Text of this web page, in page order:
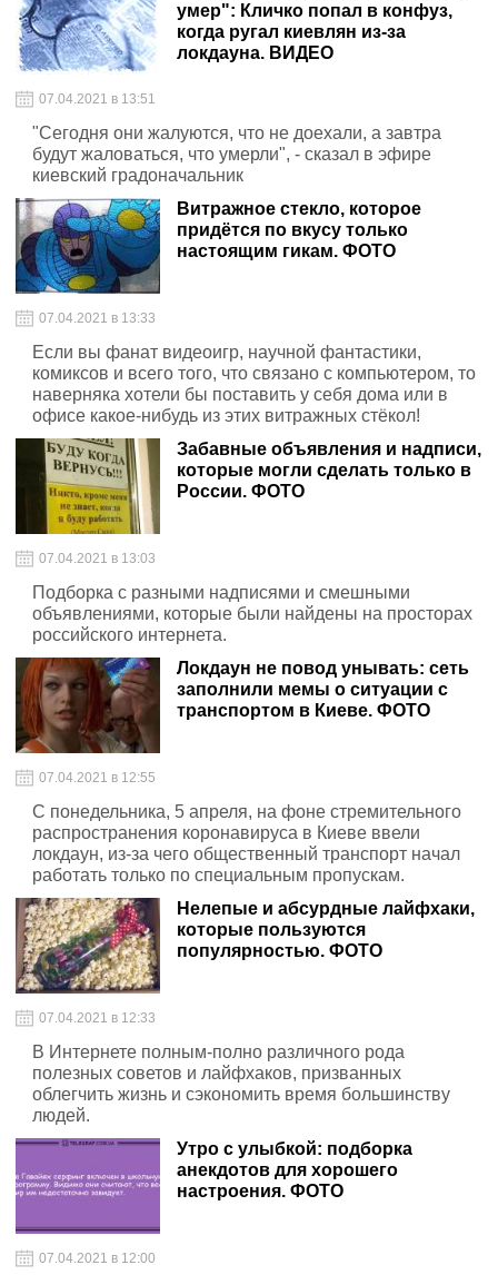
умер": Кличко попал в конфуз,
когда ругал киевлян из-за
локдауна. ВИДЕО
07.04.2021 в 13:51
"Сегодня они жалуются, что не доехали, а завтра
будут жаловаться, что умерли", - сказал в эфире
киевский градоначальник
Витражное стекло, которое
придётся по вкусу только
настоящим гикам. ФОТО
07.04.2021 в 13:33
Если вы фанат видеоигр, научной фантастики,
комиксов и всего того, что связано с компьютером, то
наверняка хотели бы поставить у себя дома или в
офисе какое-нибудь из этих витражных стёкол!
Забавные объявления и надписи,
которые могли сделать только в
России. ФОТО
07.04.2021 в 13:03
Подборка с разными надписями и смешными
объявлениями, которые были найдены на просторах
российского интернета.
Локдаун не повод унывать: сеть
заполнили мемы о ситуации с
транспортом в Киеве. ФОТО
07.04.2021 в 12:55
С понедельника, 5 апреля, на фоне стремительного
распространения коронавируса в Киеве ввели
локдаун, из-за чего общественный транспорт начал
работать только по специальным пропускам.
Нелепые и абсурдные лайфхаки,
которые пользуются
популярностью. ФОТО
07.04.2021 в 12:33
В Интернете полным-полно различного рода
полезных советов и лайфхаков, призванных
облегчить жизнь и сэкономить время большинству
людей.
Утро с улыбкой: подборка
анекдотов для хорошего
настроения. ФОТО
07.04.2021 в 12:00